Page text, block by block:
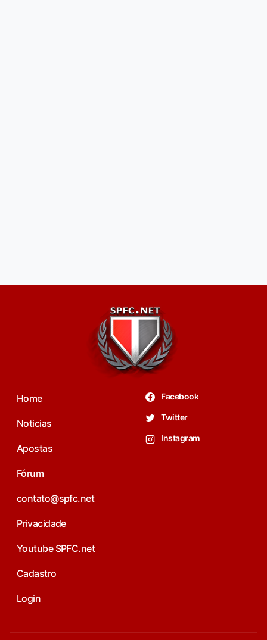
Home
Noticias
Apostas
Fórum
contato@spfc.net
Privacidade
Youtube SPFC.net
Cadastro
Login
Facebook
Twitter
Instagram